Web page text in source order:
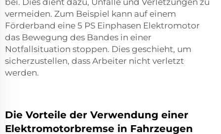
vermeiden. Zum Beispiel kann auf einem
Förderband eine 5 PS Einphasen Elektromotor
das Bewegung des Bandes in einer
Notfallsituation stoppen. Dies geschieht, um
sicherzustellen, dass Arbeiter nicht verletzt
werden.
Die Vorteile der Verwendung einer
Elektromotorbremse in Fahrzeugen